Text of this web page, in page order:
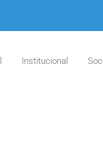
Institucional